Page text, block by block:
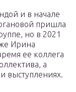
и в начале
пришла
но в 2021
Ирина
ее коллега
а
выступлениях.